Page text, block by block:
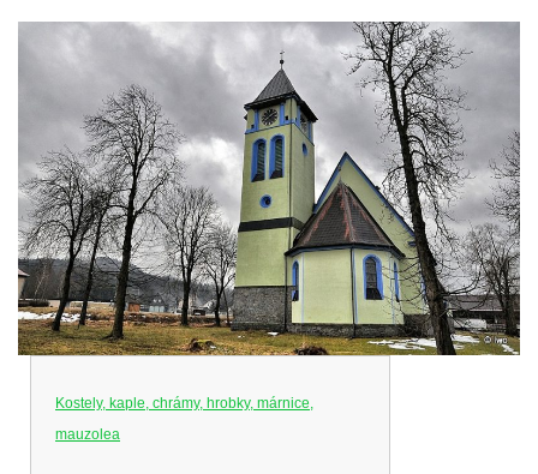
Kostely, kaple, chrámy, hrobky, márnice,
mauzolea